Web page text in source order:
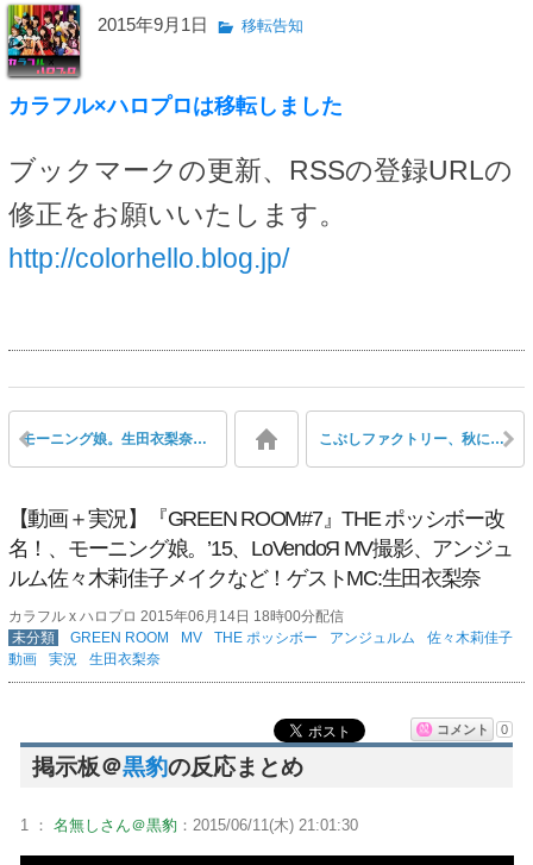
2015年9月1日 移転告知
カラフル×ハロプロは移転しました
ブックマークの更新、RSSの登録URLの
修正をお願いいたします。
http://colorhello.blog.jp/
モーニング娘。生田衣梨奈「『涙ッチ』のセリフパート、里保に取られたんです！」新垣里沙「アンタのパートだったんだ？」生田「いや歌ったこと無いですけど・・」 こぶしファクトリー、秋にメジャーデビュー決定
【動画＋実況】『GREEN ROOM#7』THE ポッシボー改
名！、モーニング娘。’15、LoVendoЯ MV撮影、アンジュ
ルム佐々木莉佳子メイクなど！ゲストMC:生田衣梨奈
カラフル x ハロプロ 2015年06月14日 18時00分配信
未分類
GREEN ROOM MV THE ポッシボー アンジュルム
佐々木莉佳子
動画
実況 生田衣梨奈
コメント 0
掲示板＠黒豹の反応まとめ
1 ： 名無しさん＠黒豹 ：2015/06/11(木) 21:01:30